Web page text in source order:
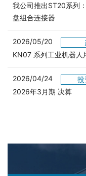
我公司推出ST20系列
盘组合连接器
2026/05/20
KN07 系列工业机器人
2026/04/24
投
2026年3月期 决算